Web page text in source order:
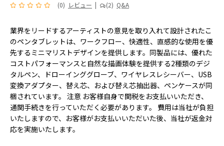
(0) レビュー | (2) Q&A
業界をリードするアーティストの意見を取り入れて設計されたこ
のペンタブレットは、ワークフロー、快適性、直感的な使用を優
先するミニマリストデザインを提供します。同製品には、優れた
コストパフォーマンスと自然な描画体験を提供する2種類のデジ
タルペン、ドローインググローブ、ワイヤレスレシーバー、USB
変換アダプター、替え芯、および替え芯抽出器、ペンケースが同
梱されています。 注意 お客様自身で関税をお支払いいただき、
通関手続きを行っていただく必要があります。 費用は当社が負担
いたしますので、お客様がお支払いいただいた後、当社が返金対
応を実施いたします。